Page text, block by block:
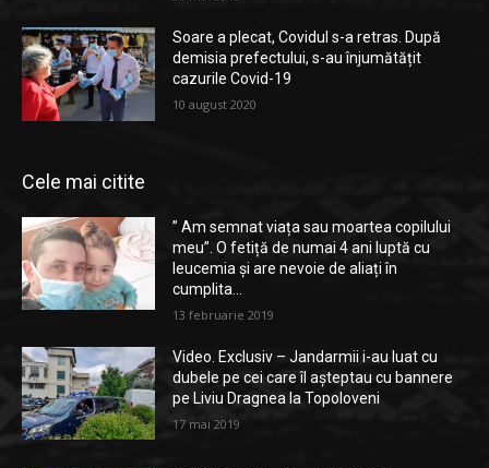
Soare a plecat, Covidul s-a retras. După
demisia prefectului, s-au înjumătățit
cazurile Covid-19
10 august 2020
Cele mai citite
” Am semnat viața sau moartea copilului
meu”. O fetiță de numai 4 ani luptă cu
leucemia și are nevoie de aliați în
cumplita...
13 februarie 2019
Video. Exclusiv – Jandarmii i-au luat cu
dubele pe cei care îl așteptau cu bannere
pe Liviu Dragnea la Topoloveni
17 mai 2019